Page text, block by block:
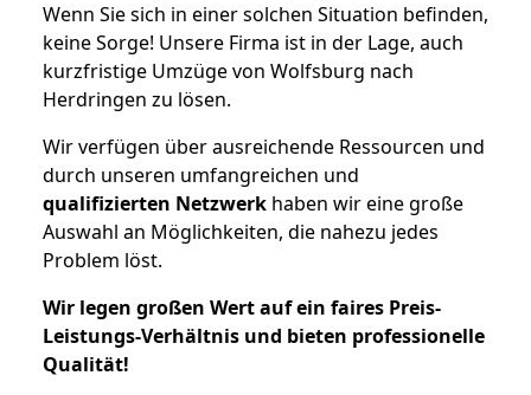
Wenn Sie sich in einer solchen Situation befinden,
keine Sorge! Unsere Firma ist in der Lage, auch
kurzfristige Umzüge von Wolfsburg nach
Herdringen zu lösen.
Wir verfügen über ausreichende Ressourcen und
durch unseren umfangreichen und
qualifizierten Netzwerk haben wir eine große
Auswahl an Möglichkeiten, die nahezu jedes
Problem löst.
Wir legen großen Wert auf ein faires Preis-
Leistungs-Verhältnis und bieten professionelle
Qualität!